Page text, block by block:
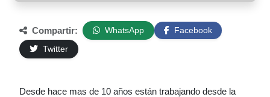
Compartir: WhatsApp
Facebook
Twitter
Desde hace mas de 10 años están trabajando desde la